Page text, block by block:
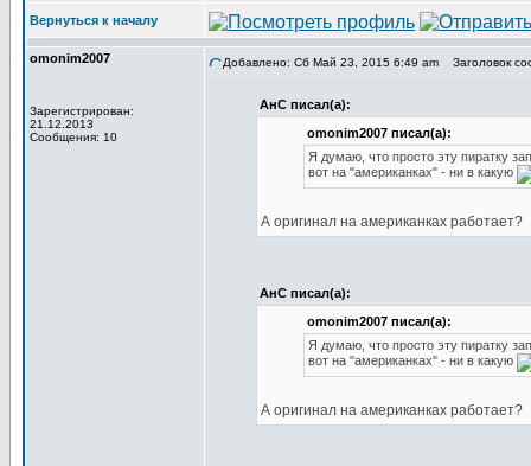
Вернуться к началу
omonim2007
Зарегистрирован:
21.12.2013
Сообщения: 10
Добавлено: Сб Май 23, 2015 6:49 am Заголовок
АнС писал(а):
omonim2007 писал(а):
Я думаю, что просто эту пиратку
вот на "американках" - ни в какую
А оригинал на американках работает?
АнС писал(а):
omonim2007 писал(а):
Я думаю, что просто эту пиратку
вот на "американках" - ни в какую
А оригинал на американках работает?